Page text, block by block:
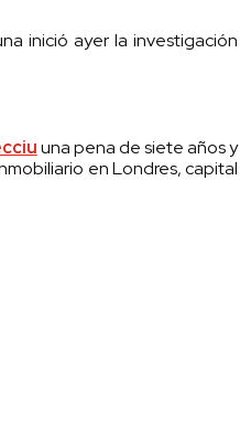
inició ayer la investigación
una pena de siete años y
en Londres, capital